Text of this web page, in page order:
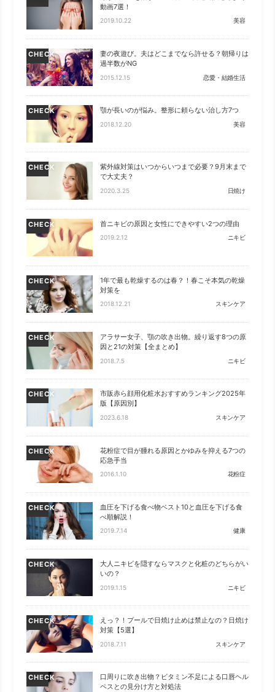
動画7選！
2019.10.22 美容
CHECK
妻の夜遊び。夫はどこまでなら許せる？朝帰りは
過半数がNG
2015.12.15 恋愛・結婚生活
CHECK 顎が長いのが悩み。整形に頼らない治し方7つ
2018.12.20 美容
CHECK
紫外線対策はいつからいつまで必要？9月末まで
で大丈夫？
2020.3.25 日焼け
CHECK 首ニキビの原因と女性にできやすい2つの理由
2019.2.12 ニキビ
CHECK
1年で最も乾燥するのは春？！春こそ本気の乾燥
対策を
2018.12.21 スキンケア
CHECK
アラサー女子、顎の吹き出物。繰り返す8つの原
因と21の対策【全まとめ】
2018.7.5 ニキビ
CHECK
市販赤ら顔用化粧水おすすめランキング2025年
版【原因別】
2023.6.18 スキンケア
CHECK
花粉症で目が腫れる原因とかゆみを抑える7つの
応急手当
2016.1.10 花粉症
CHECK
血圧を下げる食べ物ベスト10と血圧を下げる食
べ順解説！
2019.7.14 健康
CHECK
大人ニキビを隠すならマスクと化粧のどちらがい
いの？
2019.1.15 ニキビ
CHECK
えっ？！プールで日焼け止めは禁止なの？日焼け
対策【5選】
2018.7.11 スキンケア
CHECK
口周りに吹き出物？ビタミン不足による口唇ヘル
ペスとの見分け方と対処法